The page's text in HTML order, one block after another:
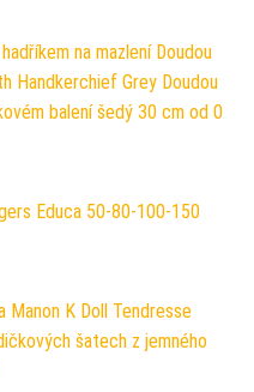
na mazlení Doudou
Handkerchief Grey Doudou
balení šedý 30 cm od 0
Educa 50-80-100-150
Manon K Doll Tendresse
šatech z jemného